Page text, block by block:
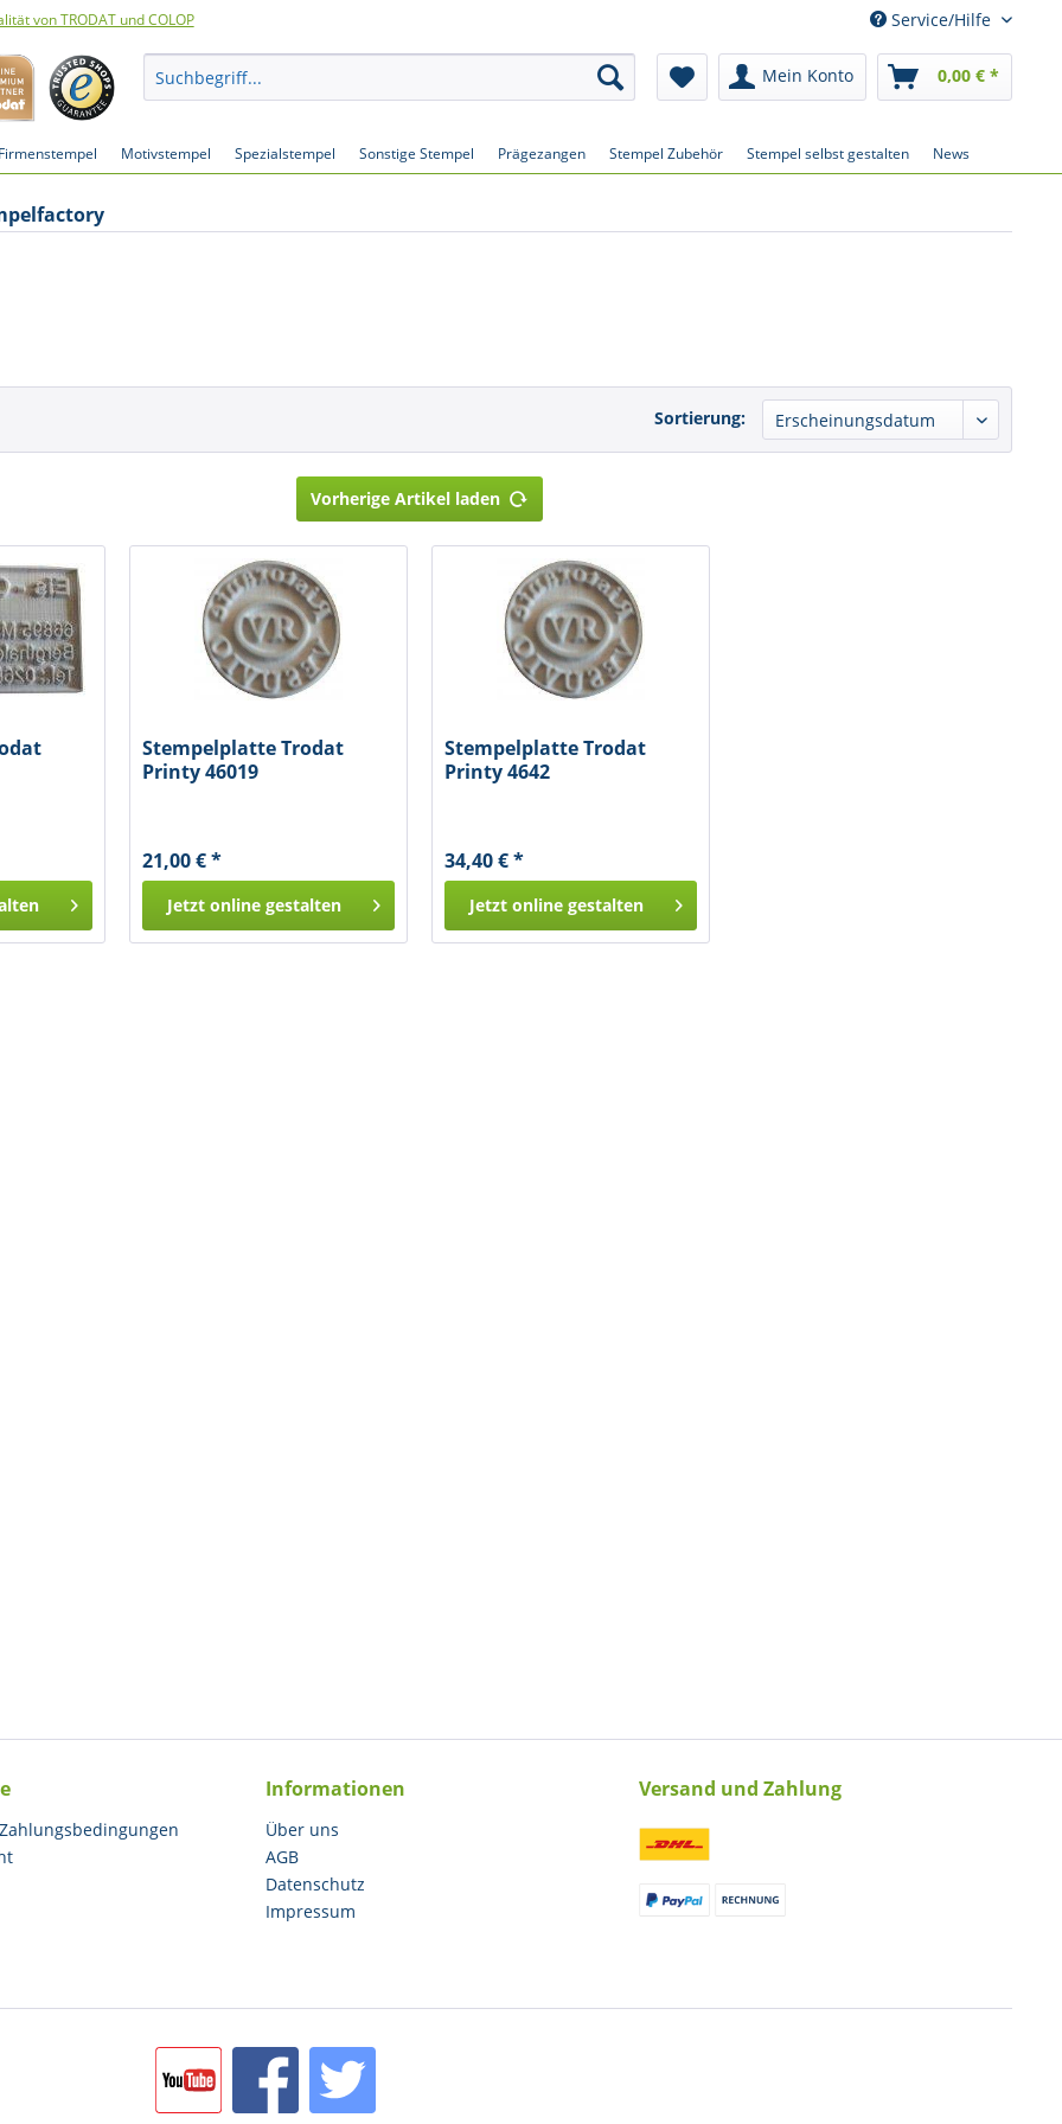
von TRODAT und COLOP Service/Hilfe
Mein Konto 0,00 € *
Firmenstempel Motivstempel Spezialstempel Sonstige Stempel Prägezangen Stempel Zubehör Stempel selbst gestalten News
Sortierung:
Vorherige Artikel laden
Stempelplatte Trodat
Printy 46019
21,00 € *
Jetzt online gestalten
Stempelplatte Trodat
Printy 4642
34,40 € *
Jetzt online gestalten
Informationen
Über uns
AGB
Datenschutz
Impressum
Versand und Zahlung